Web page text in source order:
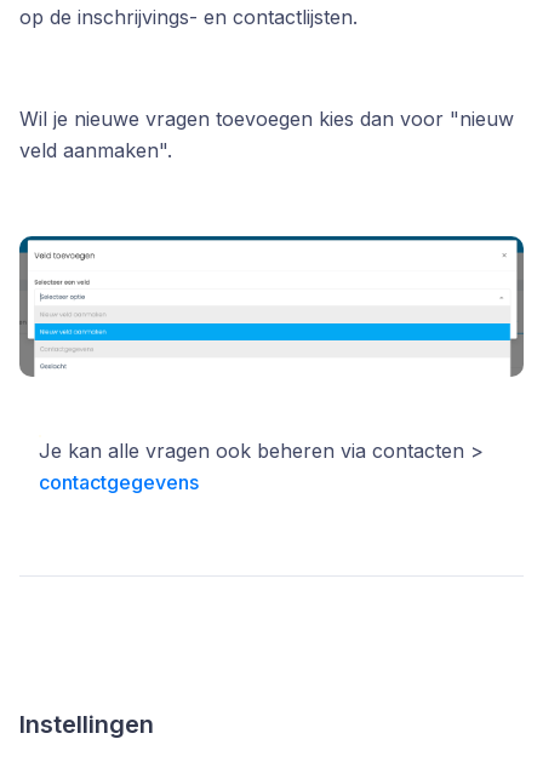
op de inschrijvings- en contactlijsten.
Wil je nieuwe vragen toevoegen kies dan voor "nieuw
veld aanmaken".
Je kan alle vragen ook beheren via contacten >
contactgegevens
​​Instellingen